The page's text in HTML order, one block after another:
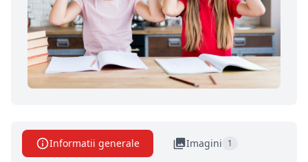
Informatii generale Imagini 1